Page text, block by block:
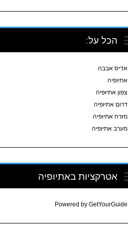
הכל על:
אדיס אבבה
אתיופיה
צפון אתיופיה
דרום אתיופיה
מזרח אתיופיה
מערב אתיופיה
אטרקציות באתיופיה
Powered by GetYourGuide